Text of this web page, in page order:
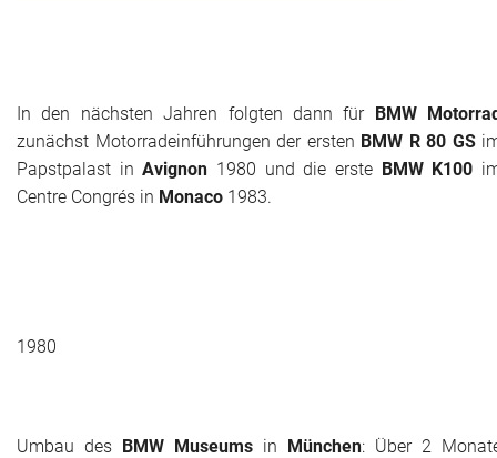
In den nächsten Jahren folgten dann für BMW
zunächst Motorradeinführungen der ersten BMW R 80 GS
Papstpalast inAvignon 1980 und die erste BMW K100
Centre Congrés in Monaco 1983.
1980
Umbau des BMW Museums in München: Über 2